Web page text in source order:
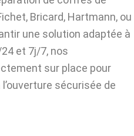
Bricard, Hartmann, ou
une solution adaptée à
et 7j/7, nos
sur place pour
sécurisée de